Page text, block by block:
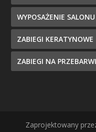
WYPOSAŻENIE SALONU
ZABIEGI KERATYNOWE
ZABIEGI NA
Zaprojektowany